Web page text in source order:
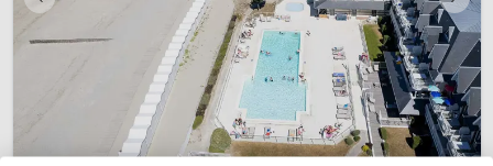
Picardië: het beste van Frankrijk op een paar uur rijden van
Nederland!